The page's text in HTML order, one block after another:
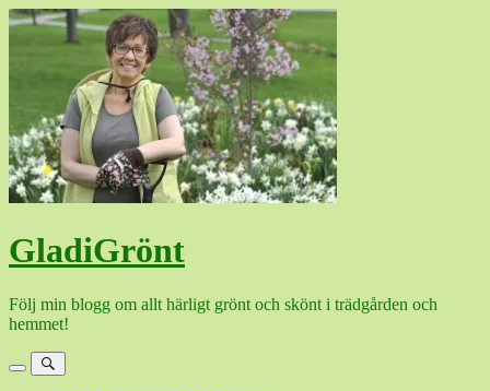
Hoppa
GladiGrönt
Följ min blogg om allt härligt grönt och skönt i trädgården och
hemmet!
MenySök